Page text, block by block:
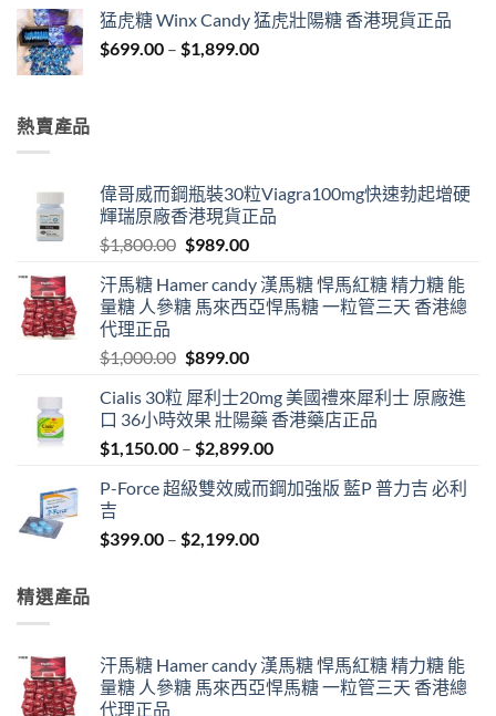
$799.00
through
猛虎糖 Winx Candy 猛虎壯陽糖 香港現貨正品
$699.00 – $1,899.00Price
熱賣產品
偉哥威而鋼瓶裝30粒Viagra100mg快速勃起增硬
輝瑞原廠香港現貨正品
$1,800.00 Original
was:
$1,800.00.
$989.00Current
is:
$989.00.
汗馬糖 Hamer candy 漢馬糖 悍馬紅糖 精力糖 能
量糖 人參糖 馬來西亞悍馬糖 一粒管三天 香港總
代理正品
$1,000.00 Original
was:
$1,000.00.
$899.00Current
is:
$899.00.
Cialis 30粒 犀利士20mg 美國禮來犀利士 原廠進
口 36小時效果 壯陽藥 香港藥店正品
$1,150.00 – $2,899.00Price
$1,150.00
P-Force 超級雙效威而鋼加強版 藍P 普力吉 必利
吉
$399.00 – $2,199.00Price
精選產品
汗馬糖 Hamer candy 漢馬糖 悍馬紅糖 精力糖 能
量糖 人參糖 馬來西亞悍馬糖 一粒管三天 香港總
代理正品